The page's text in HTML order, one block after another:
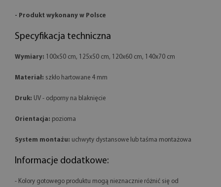
- Produkt wykonany w Polsce
Specyfikacja techniczna
Wymiary: 100x50 cm, 125x50 cm, 120x60 cm, 140x70 cm
Materiał: szkło hartowane 4 mm
Druk: UV - odporny na blaknięcie
Orientacja: pozioma
System montażu: uchwyty dystansowe lub taśma montażowa
Informacje dodatkowe:
- Kolory gotowego produktu mogą nieznacznie różnić się od